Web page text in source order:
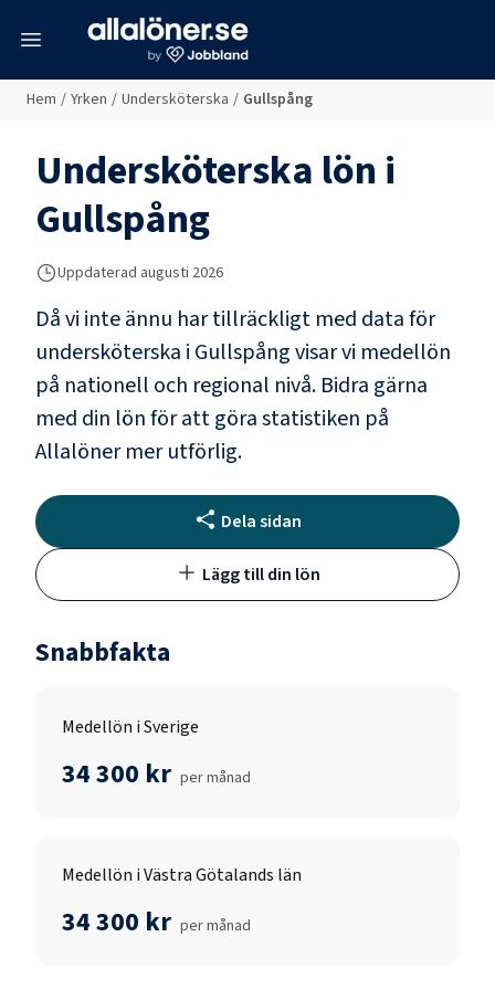
Hem / Yrken / Undersköterska / Gullspång
Undersköterska lön i
Gullspång
Uppdaterad augusti 2026
Då vi inte ännu har tillräckligt med data för
undersköterska i Gullspångvisar vi medellön
på nationell och regional nivå. Bidra gärna
med din lön för att göra statistiken på
Allalöner mer utförlig.
Dela sidan
Lägg till din lön
Snabbfakta
Medellön i Sverige
34 300 kr per månad
Medellön i Västra Götalands län
34 300 kr per månad